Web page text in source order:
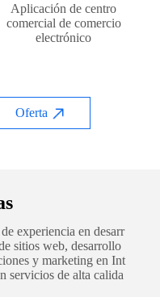
Aplicación de centro
comercial de comercio
electrónico
Oferta
experiencia en desarr
sitios web, desarrollo
y marketing en Int
servicios de alta calida